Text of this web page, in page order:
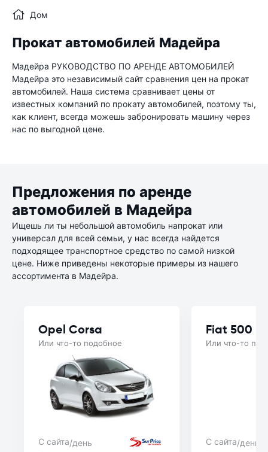
Дом
Прокат автомобилей Мадейра
Мадейра РУКОВОДСТВО ПО АРЕНДЕ АВТОМОБИЛЕЙ
Мадейра это независимый сайт сравнения цен на прокат
автомобилей. Наша система сравнивает цены от
известных компаний по прокату автомобилей, поэтому ты,
как клиент, всегда можешь забронировать машину через
нас по выгодной цене.
Предложения по аренде
автомобилей в Мадейра
Ищешь ли ты небольшой автомобиль напрокат или
универсал для всей семьи, у нас всегда найдется
подходящее транспортное средство по самой низкой
цене. Ниже приведены некоторые примеры из нашего
ассортимента в Мадейра.
Opel Corsa
Или что-то подобное
С сайта/день
Fiat 500
Или что-то
С сайта/день